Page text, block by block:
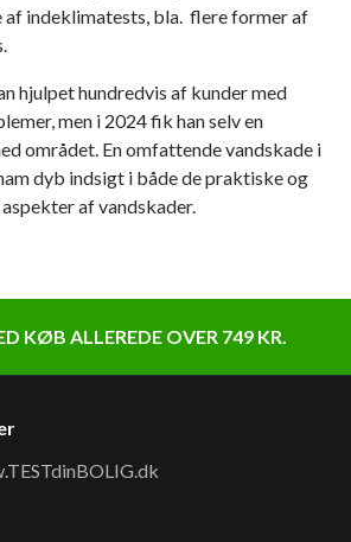
indeklimatests, bla. flere former af
hjulpet hundredvis af kunder med
men i 2024 fik han selv en
området. En omfattende vandskade i
dyb indsigt i både de praktiske og
af vandskader.
KØB ALLEREDE OVER 749 KR.